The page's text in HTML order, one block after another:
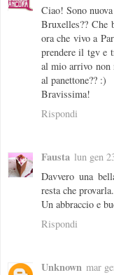
Ciao! Sono
Bruxelles?? Che
ora che vivo a
prendere il tgv e
al mio arrivo non
al panettone?? :)
Bravissima!
Rispondi
Fausta lun gen
Davvero una
resta che provarla.
Un abbraccio e
Rispondi
Unknown mar